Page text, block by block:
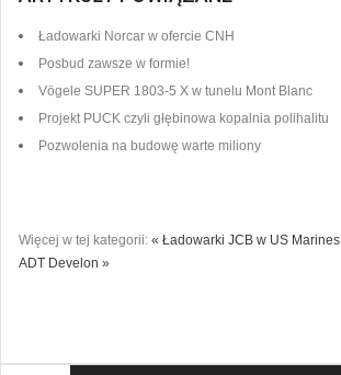
Ładowarki Norcar w ofercie CNH
Posbud zawsze w formie!
Vögele SUPER 1803-5 X w tunelu Mont Blanc
Projekt PUCK czyli głębinowa kopalnia polihalitu
Pozwolenia na budowę warte miliony
Więcej w tej kategorii: « Ładowarki JCB w US Marines
ADT Develon »